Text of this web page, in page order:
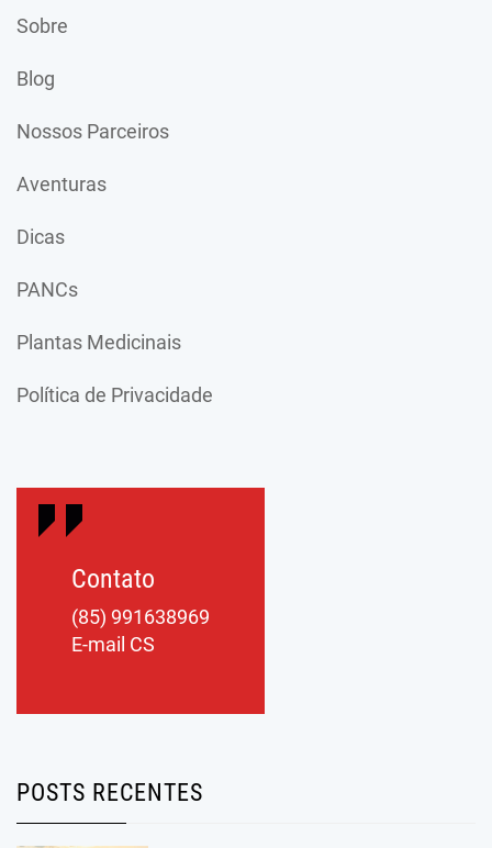
Sobre
Blog
Nossos Parceiros
Aventuras
Dicas
PANCs
Plantas Medicinais
Política de Privacidade
Contato
(85) 991638969
E-mail CS
POSTS RECENTES